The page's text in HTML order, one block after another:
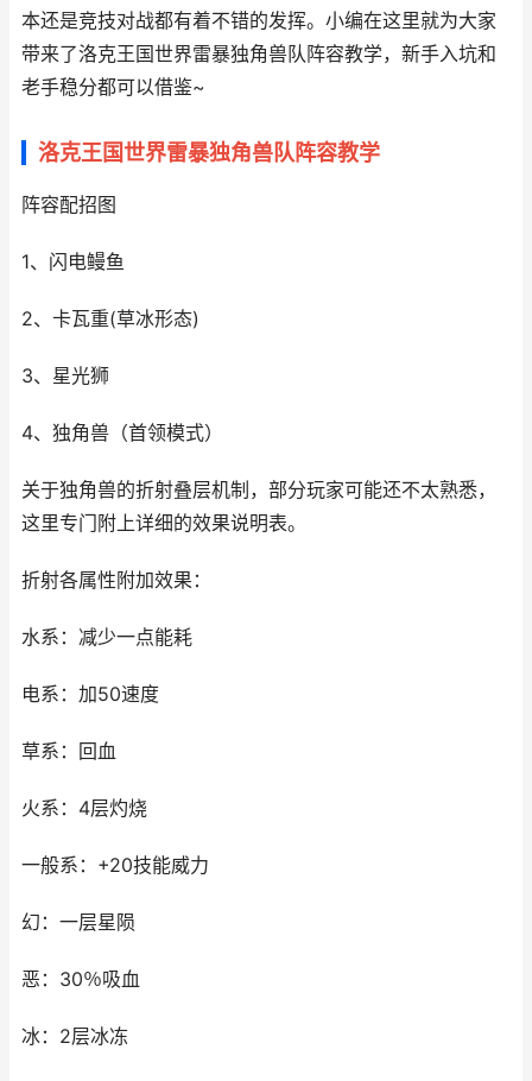
本还是竞技对战都有着不错的发挥。小编在这里就为大家
带来了洛克王国世界雷暴独角兽队阵容教学，新手入坑和
老手稳分都可以借鉴~
洛克王国世界雷暴独角兽队阵容教学
阵容配招图
1、闪电鳗鱼
2、卡瓦重(草冰形态)
3、星光狮
4、独角兽（首领模式）
关于独角兽的折射叠层机制，部分玩家可能还不太熟悉，
这里专门附上详细的效果说明表。
折射各属性附加效果：
水系：减少一点能耗
电系：加50速度
草系：回血
火系：4层灼烧
一般系：+20技能威力
幻：一层星陨
恶：30％吸血
冰：2层冰冻